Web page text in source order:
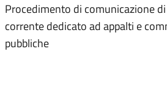
Procedimento di comunicazione
corrente dedicato ad appalti e
pubbliche